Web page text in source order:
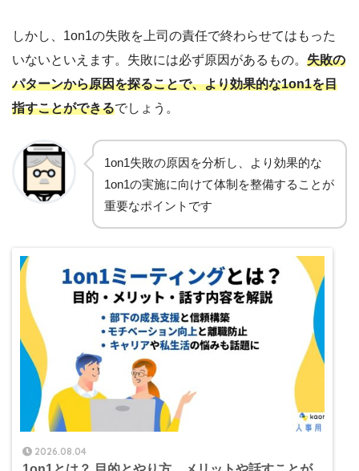
しかし、1on1の失敗を上司の責任で終わらせてはもった
いないといえます。失敗には必ず原因があるもの。 失敗の
パターンから原因を探ることで、より効果的な1on1を目
指すことができるでしょう。
1on1失敗の原因を分析し、より効果的な
1on1の実施に向けて体制を整備することが
重要なポイントです
2026.08.04